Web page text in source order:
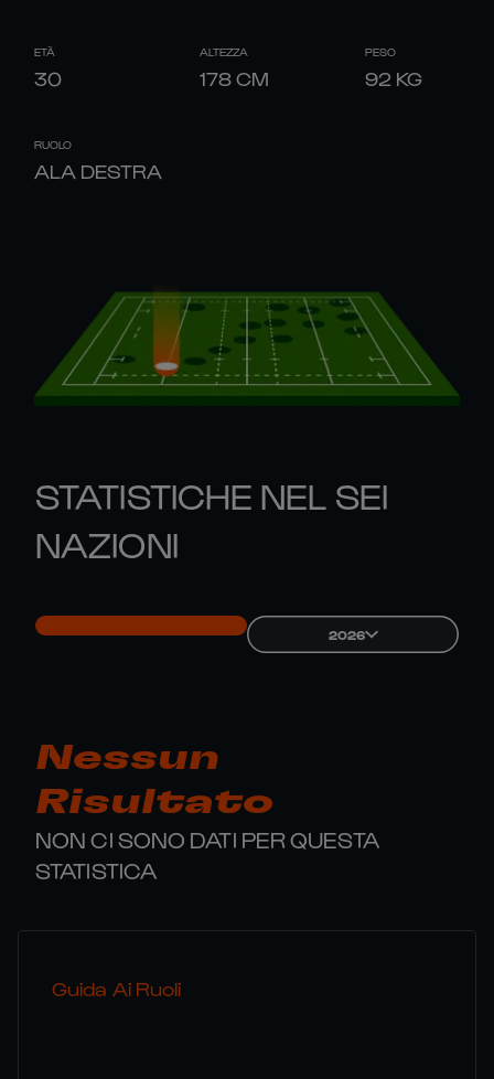
ETÀ
30
ALTEZZA
178CM
PESO
92 KG
RUOLO
ALA DESTRA
STATISTICHE NEL SEI
NAZIONI
2026
Nessun
Risultato
NON CI SONO DATI PER QUESTA
STATISTICA
Guida Ai Ruoli